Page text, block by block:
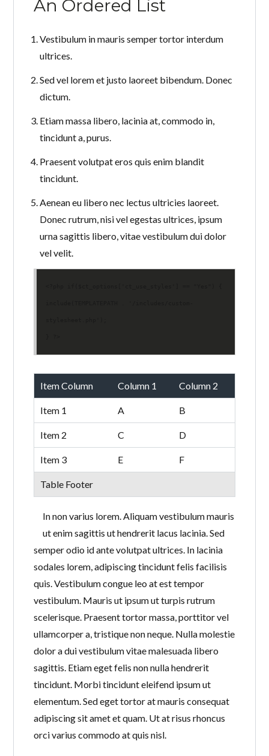
An Ordered List
Vestibulum in mauris semper tortor interdum
ultrices.
Sed vel lorem et justo laoreet bibendum. Donec
dictum.
Etiam massa libero, lacinia at, commodo in,
tincidunt a, purus.
Praesent volutpat eros quis enim blandit
tincidunt.
Aenean eu libero nec lectus ultricies laoreet.
Donec rutrum, nisi vel egestas ultrices, ipsum
urna sagittis libero, vitae vestibulum dui dolor
vel velit.
Item Column Column 1 Column 2
Table Footer
Item 1 A B
Item 2 C D
Item 3 E F
In non varius lorem. Aliquam vestibulum mauris
ut enim sagittis ut hendrerit lacus lacinia. Sed
semper odio id ante volutpat ultrices. In lacinia
sodales lorem, adipiscing tincidunt felis facilisis
quis. Vestibulum congue leo at est tempor
vestibulum. Mauris ut ipsum ut turpis rutrum
scelerisque. Praesent tortor massa, porttitor vel
ullamcorper a, tristique non neque. Nulla molestie
dolor a dui vestibulum vitae malesuada libero
sagittis. Etiam eget felis non nulla hendrerit
tincidunt. Morbi tincidunt eleifend ipsum ut
elementum. Sed eget tortor at mauris consequat
adipiscing sit amet et quam. Ut at risus rhoncus
orci varius commodo at quis nisl.